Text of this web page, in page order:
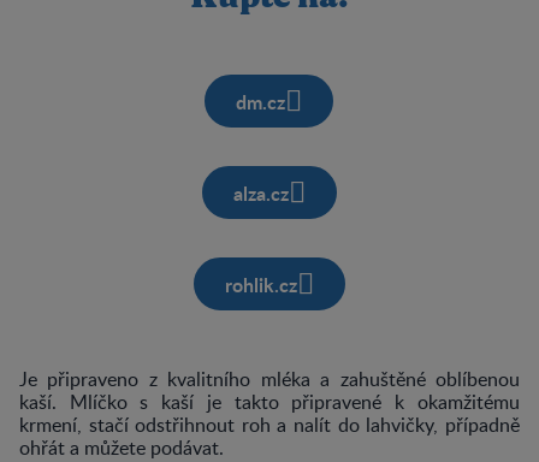
dm.cz
alza.cz
rohlik.cz
Je připraveno z kvalitního mléka a zahuštěné oblíbenou
kaší. Mlíčko s kaší je takto připravené k okamžitému
krmení, stačí odstřihnout roh a nalít do lahvičky, případně
ohřát a můžete podávat.